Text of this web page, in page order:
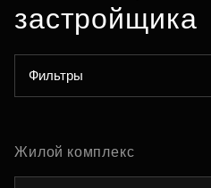
застройщика
Фильтры
Жилой комплекс